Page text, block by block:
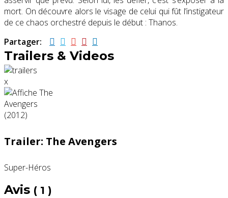
mort. On découvre alors le visage de celui qui fût l’instigateur
de ce chaos orchestré depuis le début : Thanos.
Partager:
Trailers & Videos
x
Trailer: The Avengers
Super-Héros
Avis ( 1 )